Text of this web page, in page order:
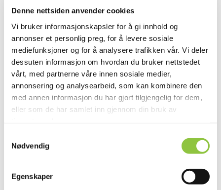
Denne nettsiden anvender cookies
Vi bruker informasjonskapsler for å gi innhold og
annonser et personlig preg, for å levere sosiale
mediefunksjoner og for å analysere trafikken vår. Vi deler
dessuten informasjon om hvordan du bruker nettstedet
vårt, med partnerne våre innen sosiale medier,
annonsering og analysearbeid, som kan kombinere den
med annen informasjon du har gjort tilgjengelig for dem,
eller som de har samlet inn gjennom din bruk av
Nødvendig
Egenskaper
Vesterdalsvegen 1917, 4480 Kvinesdal
Andre lignende gårder